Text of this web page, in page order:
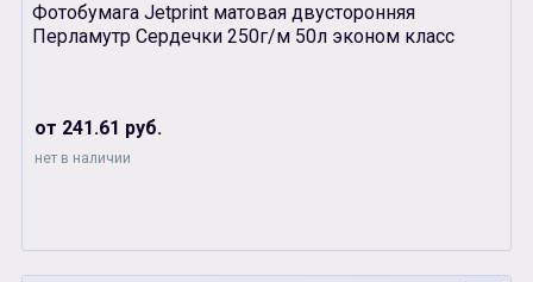
Фотобумага Jetprint матовая двусторонняя
Перламутр Сердечки 250г/м 50л эконом класс
от 241.61 руб.
нет в наличии